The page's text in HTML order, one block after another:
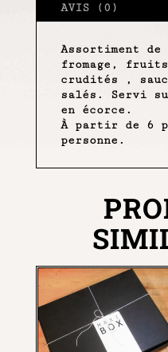
AVIS (0)
Assortiment
fromage,
crudités ,
salés. Servi
en écorce.
À partir de 6
personne.